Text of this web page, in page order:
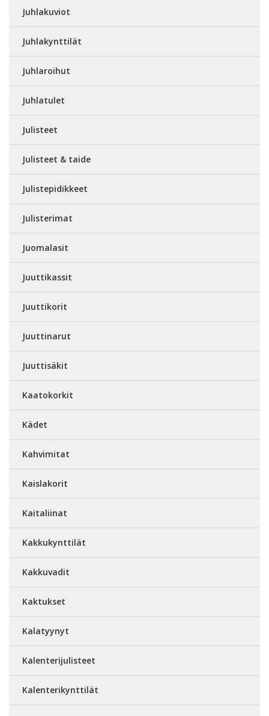
Juhlakuviot
Juhlakynttilät
Juhlaroihut
Juhlatulet
Julisteet
Julisteet & taide
Julistepidikkeet
Julisterimat
Juomalasit
Juuttikassit
Juuttikorit
Juuttinarut
Juuttisäkit
Kaatokorkit
Kädet
Kahvimitat
Kaislakorit
Kaitaliinat
Kakkukynttilät
Kakkuvadit
Kaktukset
Kalatyynyt
Kalenterijulisteet
Kalenterikynttilät